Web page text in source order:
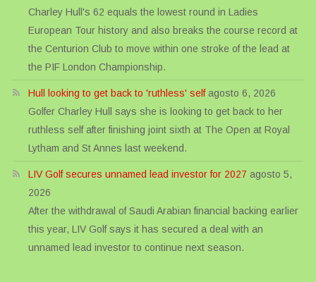
Charley Hull's 62 equals the lowest round in Ladies
European Tour history and also breaks the course record at
the Centurion Club to move within one stroke of the lead at
the PIF London Championship.
Hull looking to get back to 'ruthless' self agosto 6, 2026
Golfer Charley Hull says she is looking to get back to her
ruthless self after finishing joint sixth at The Open at Royal
Lytham and St Annes last weekend.
LIV Golf secures unnamed lead investor for 2027 agosto 5,
2026
After the withdrawal of Saudi Arabian financial backing earlier
this year, LIV Golf says it has secured a deal with an
unnamed lead investor to continue next season.